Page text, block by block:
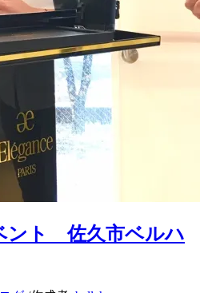
ント 佐久市ベルハ